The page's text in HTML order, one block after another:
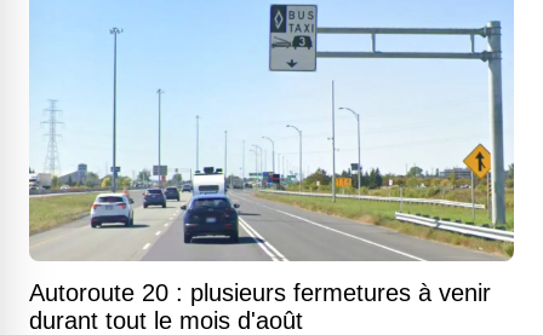
Autoroute 20 : plusieurs fermetures à venir
durant tout le mois d'août